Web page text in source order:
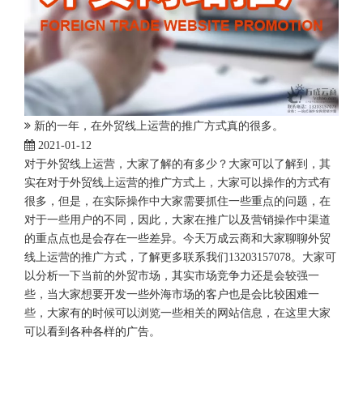
新的一年，在外贸线上运营的推广方式真的很多。
2021-01-12
对于外贸线上运营，大家了解的有多少？大家可以了解到，其
实在对于外贸线上运营的推广方式上，大家可以操作的方式有
很多，但是，在实际操作中大家需要抓住一些重点的问题，在
对于一些用户的不同，因此，大家在推广以及营销操作中渠道
的重点点也是会存在一些差异。今天万成云商和大家聊聊外贸
线上运营的推广方式，了解更多联系我们13203157078。大家可
以分析一下当前的外贸市场，其实市场竞争力还是会较强一
些，当大家想要开发一些外海市场的客户也是会比较困难一
些，大家有的时候可以浏览一些相关的网站信息，在这里大家
可以看到各种各样的广告。